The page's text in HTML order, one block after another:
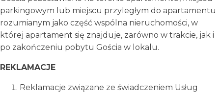
parkingowym lub miejscu przyległym do apartamentu
rozumianym jako część wspólna nieruchomości, w
której apartament się znajduje, zarówno w trakcie, jak i
po zakończeniu pobytu Gościa w lokalu.
REKLAMACJE
Reklamacje związane ze świadczeniem Usług